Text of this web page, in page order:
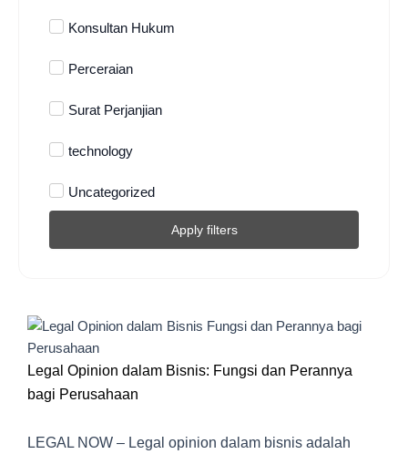
Konsultan Hukum
Perceraian
Surat Perjanjian
technology
Uncategorized
Apply filters
Legal Opinion dalam Bisnis: Fungsi dan Perannya
bagi Perusahaan
LEGAL NOW – Legal opinion dalam bisnis adalah